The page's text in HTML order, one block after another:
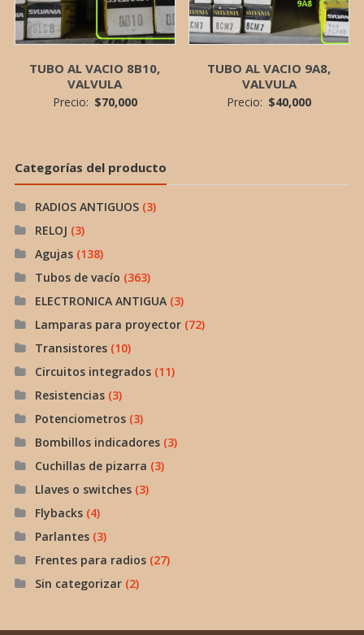
TUBO AL VACIO 8B10,
VALVULA
Precio: $70,000
TUBO AL VACIO 9A8,
VALVULA
Precio: $40,000
Categorías del producto
RADIOS ANTIGUOS (3)
RELOJ (3)
Agujas (138)
Tubos de vacío (363)
ELECTRONICA ANTIGUA (3)
Lamparas para proyector (72)
Transistores (10)
Circuitos integrados (11)
Resistencias (3)
Potenciometros (3)
Bombillos indicadores (3)
Cuchillas de pizarra (3)
Llaves o switches (3)
Flybacks (4)
Parlantes (3)
Frentes para radios (27)
Sin categorizar (2)